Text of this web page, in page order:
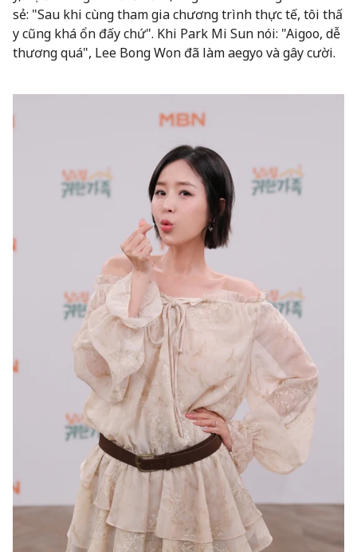
sẻ: "Sau khi cùng tham gia chương trình thực tế, tôi thấ
y cũng khá ổn đấy chứ". Khi Park Mi Sun nói: "Aigoo, dễ
thương quá", Lee Bong Won đã làm aegyo và gây cười.